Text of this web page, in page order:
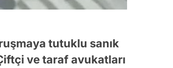
tutuklu sanık
ve taraf avukatları